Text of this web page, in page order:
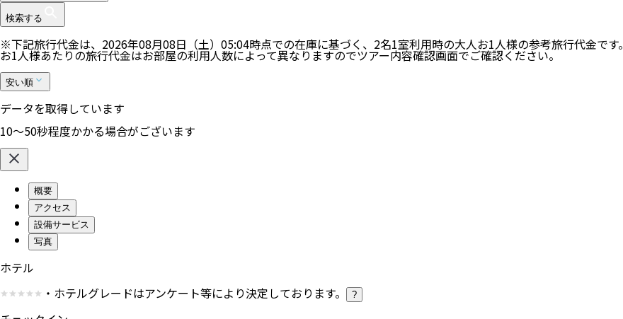
検索する
※下記旅行代金は、 2026年08月08日（土）05:04時点での在庫に基づく、 2名1室利用時の大人お1人様の参考旅行代金です。
お1人様あたりの旅行代金はお部屋の利用人数によって異なりますのでツアー内容確認画面でご確認ください。
安い順
ご指定の条件ではツアーの空きがありませんでした。
検索条件を変更して、再度検索してください。
アクセス
設備サービス
写真
ホテル